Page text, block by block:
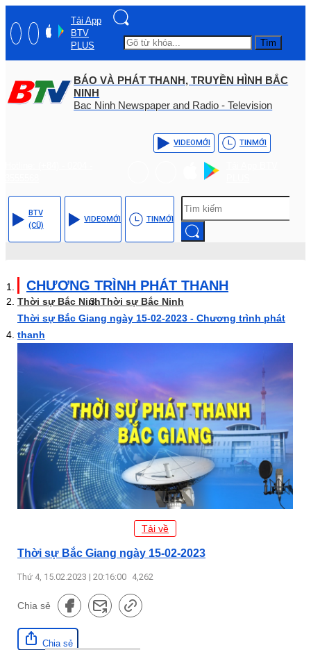
Tải App
BTV
PLUS
Tìm
BÁO VÀ PHÁT THANH, TRUYỀN HÌNH BẮC
NINH
Bac Ninh Newspaper and Radio - Television
VIDEOMỚI TINMỚI
BTV
(CŨ)
VIDEOMỚI TINMỚI
CHƯƠNG TRÌNH PHÁT THANH
Thời sự Bắc NinhThời sự Bắc Ninh
Thời sự Bắc Giang ngày 15-02-2023 - Chương trình phát
thanh
Tải về
Thời sự Bắc Giang ngày 15-02-2023
Thứ 4, 15.02.2023 | 20:16:00 4,262
Chia sẻ
Chia sẻ